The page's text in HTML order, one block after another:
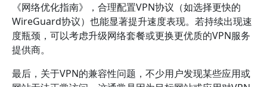
《网络优化指南》，合理配置VPN协议（如选择更快的
WireGuard协议）也能显著提升速度表现。若持续出现速
度瓶颈，可以考虑升级网络套餐或更换更优质的VPN服务
提供商。
最后，关于VPN的兼容性问题，不少用户发现某些应用或